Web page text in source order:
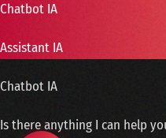
Chatbot IA
Assistant IA
Chatbot IA
Is there anything I can help